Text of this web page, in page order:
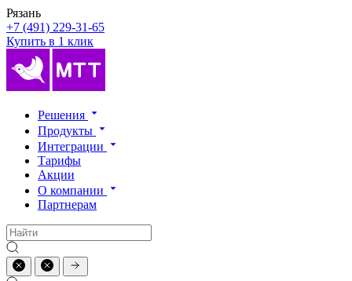
Рязань
+7 (491) 229-31-65
Купить в 1 клик
Решения
Продукты
Интеграции
Тарифы
Акции
О компании
Партнерам